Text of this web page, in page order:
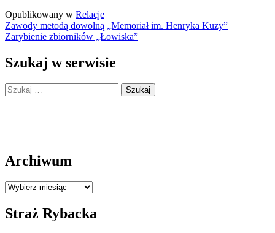
Opublikowany w Relacje
Nawigacja
wpisu
Zawody metodą dowolną „Memoriał im. Henryka Kuzy”
Zarybienie zbiorników „Łowiska”
Szukaj w serwisie
Szukaj:
Archiwum
Archiwum
Straż Rybacka